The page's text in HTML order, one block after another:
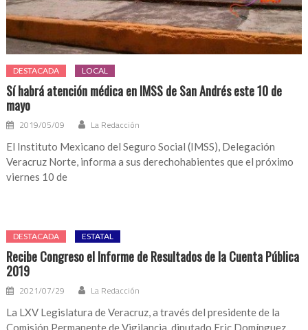
DESTACADA LOCAL
Sí habrá atención médica en IMSS de San Andrés este 10 de
mayo
2019/05/09 La Redacción
El Instituto Mexicano del Seguro Social (IMSS), Delegación
Veracruz Norte, informa a sus derechohabientes que el próximo
viernes 10 de
DESTACADA ESTATAL
Recibe Congreso el Informe de Resultados de la Cuenta Pública
2019
2021/07/29 La Redacción
La LXV Legislatura de Veracruz, a través del presidente de la
Comisión Permanente de Vigilancia, diputado Eric Domínguez